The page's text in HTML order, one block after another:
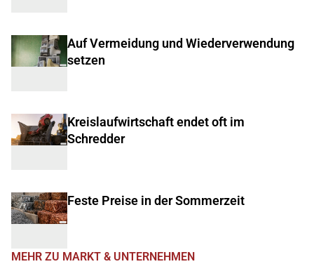
Auf Vermeidung und Wiederverwendung
setzen
Kreislaufwirtschaft endet oft im
Schredder
Feste Preise in der Sommerzeit
MEHR ZU MARKT & UNTERNEHMEN